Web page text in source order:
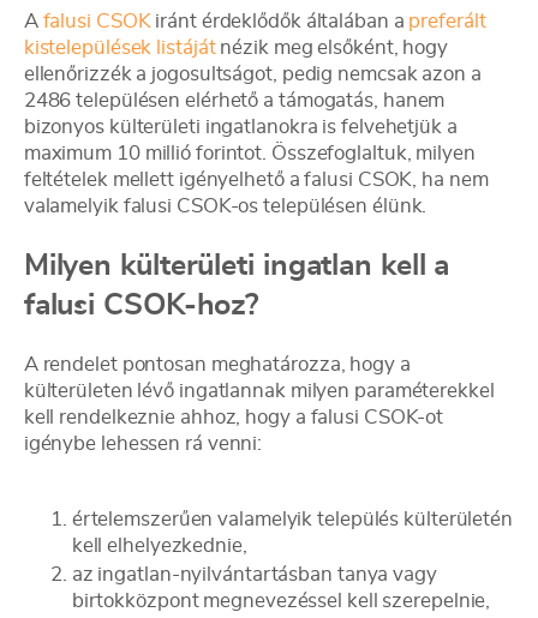
A falusi CSOKiránt érdeklődők általában a preferált
kistelepülések listájátnézik meg elsőként, hogy
ellenőrizzék a jogosultságot, pedig nemcsak azon a
2486 településen elérhető a támogatás, hanem
bizonyos külterületi ingatlanokra is felvehetjük a
maximum 10 millió forintot. Összefoglaltuk, milyen
feltételek mellett igényelhető a falusi CSOK, ha nem
valamelyik falusi CSOK-os településen élünk.
Milyen külterületi ingatlan kell a
falusi CSOK-hoz?
A rendelet pontosan meghatározza, hogy a
külterületen lévő ingatlannak milyen paraméterekkel
kell rendelkeznie ahhoz, hogy a falusi CSOK-ot
igénybe lehessen rá venni:
értelemszerűen valamelyik település külterületén
kell elhelyezkednie,
az ingatlan-nyilvántartásban tanya vagy
birtokközpont megnevezéssel kell szerepelnie,